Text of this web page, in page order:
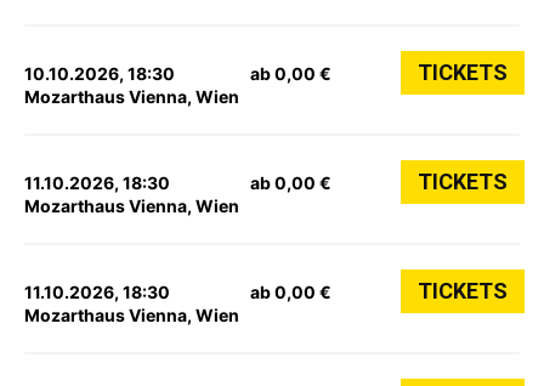
10.10.2026, 18:30
Mozarthaus Vienna, Wien
ab 0,00 € TICKETS
11.10.2026, 18:30
Mozarthaus Vienna, Wien
ab 0,00 € TICKETS
11.10.2026, 18:30
Mozarthaus Vienna, Wien
ab 0,00 € TICKETS